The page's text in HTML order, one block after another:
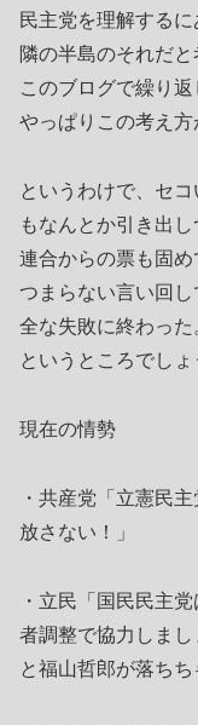
民主党を理解する
隣の半島のそれだ
このブログで繰り返
やっぱりこの考え方
というわけで、セ
もなんとか引き出し
連合からの票も固
つまらない言い回
全な失敗に終わった
というところでしょ
現在の情勢
・共産党「立憲民
放さない！」
・立民「国民民主
者調整で協力しま
と福山哲郎が落ちち